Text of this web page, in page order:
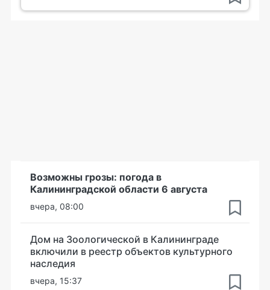
Возможны грозы: погода в
Калининградской области 6 августа
вчера, 08:00
Дом на Зоологической в Калининграде
включили в реестр объектов культурного
наследия
вчера, 15:37